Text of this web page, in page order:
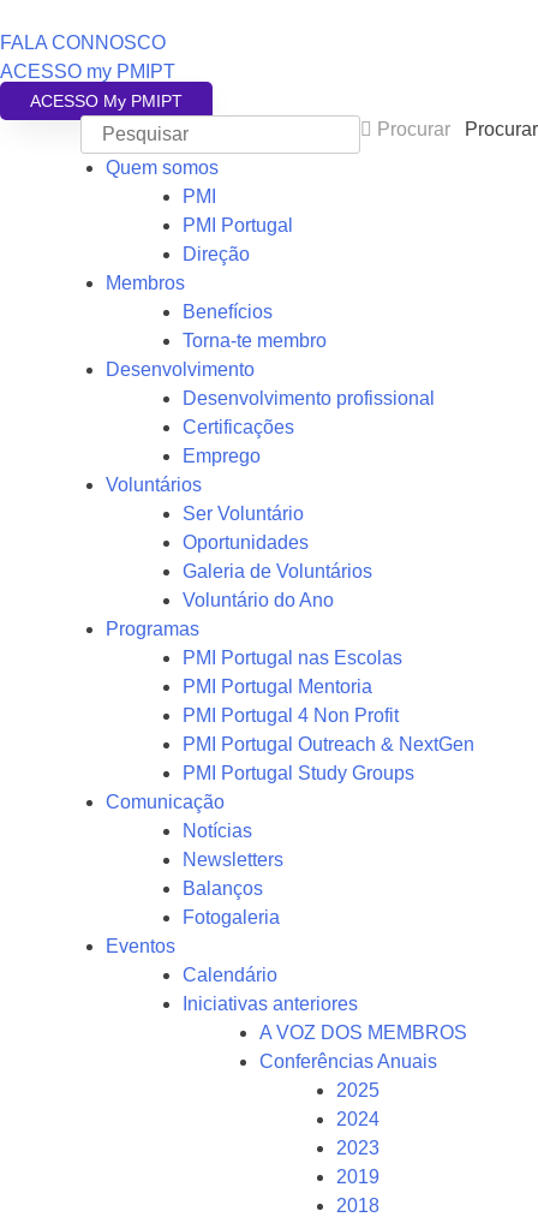
FALA CONNOSCO
ACESSO my PMIPT
ACESSO My PMIPT
Procurar
Procurar
Quem somos
PMI
PMI Portugal
Direção
Membros
Benefícios
Torna-te membro
Desenvolvimento
Desenvolvimento profissional
Certificações
Emprego
Voluntários
Ser Voluntário
Oportunidades
Galeria de Voluntários
Voluntário do Ano
Programas
PMI Portugal nas Escolas
PMI Portugal Mentoria
PMI Portugal 4 Non Profit
PMI Portugal Outreach & NextGen
PMI Portugal Study Groups
Comunicação
Notícias
Newsletters
Balanços
Fotogaleria
Eventos
Calendário
Iniciativas anteriores
A VOZ DOS MEMBROS
Conferências Anuais
2025
2024
2023
2019
2018